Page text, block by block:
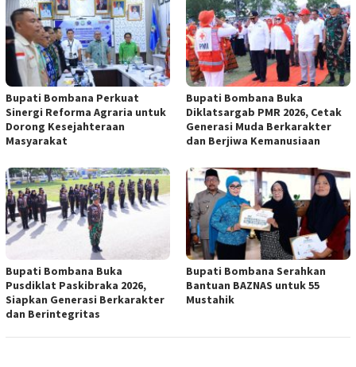
Bupati Bombana Perkuat
Sinergi Reforma Agraria untuk
Dorong Kesejahteraan
Masyarakat
Bupati Bombana Buka
Diklatsargab PMR 2026, Cetak
Generasi Muda Berkarakter
dan Berjiwa Kemanusiaan
Bupati Bombana Buka
Pusdiklat Paskibraka 2026,
Siapkan Generasi Berkarakter
dan Berintegritas
Bupati Bombana Serahkan
Bantuan BAZNAS untuk 55
Mustahik